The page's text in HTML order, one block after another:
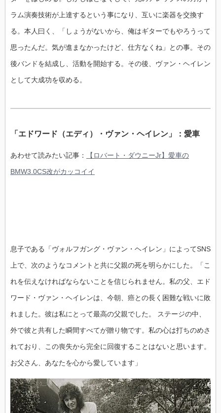
ラム演奏技術が上達するという事になり、互いに楽器を交換す
る。本人曰く、「しょうがないから、俺はギターでもやろうって
思ったんだ。気が進まなかったけど、仕方なくね」との事。その
後バンドを結成し、活動を開始する。その後、ヴァン・ヘイレン
として大成功を収める。
「エドワード（エディ）・ヴァン・ヘイレン」：愛車
あわせて読みたい記事： 【ロバート・ダウニーJr】愛車の
BMW3.0CS改がカッコイイ
息子である「ヴォルフガング・ヴァン・ヘイレン」によってSNS
上で、次のようなコメントと共に父親の死を明らかにした。「こ
れを伝えなければならないことを信じられません。私の父、エド
ワード・ヴァン・ヘイレンは、今朝、癌との長く困難な戦いに敗
れました。彼は私にとって最高の父親でした。 ステージの中、
外で彼と共有した瞬間すべてが贈り物です。私の心は打ちのめさ
れており、この喪失から完全に回復することはないと思います。
お父さん、あなたを心から愛しています」